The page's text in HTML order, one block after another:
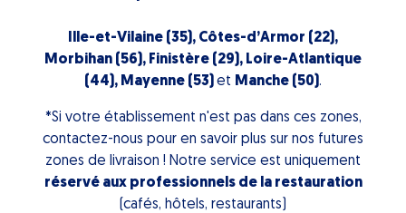
Ille-et-Vilaine (35), Côtes-d’Armor (22),
Morbihan (56), Finistère (29), Loire-Atlantique
(44), Mayenne (53)et Manche (50).
*Si votre établissement n'est pas dans ces zones,
contactez-nous pour en savoir plus sur nos futures
zones de livraison ! Notre service est uniquement
réservé aux professionnels de la restauration
(cafés, hôtels, restaurants)